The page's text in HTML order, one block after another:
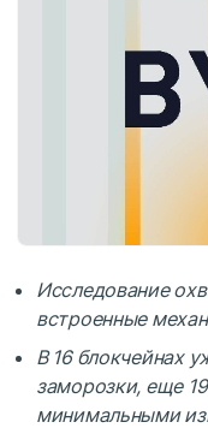
Исследование
встроенные
В 16 блокчейнах
заморозки, еще
минимальными